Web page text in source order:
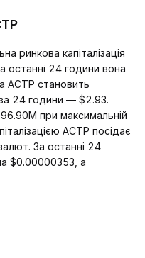
ринкова капіталізація
останні 24 години вона
ACTP становить
24 години — $2.93.
при максимальній
ACTP посідає
За останні 24
$0.00000353, а